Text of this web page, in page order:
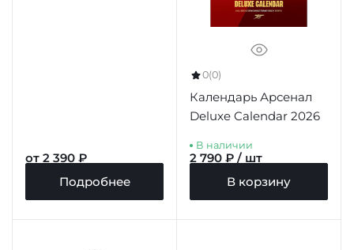
от 2 390 ₽
Подробнее
0(0)
Календарь Арсенал
Deluxe Calendar 2026
В наличии
2 790 ₽ / шт
В корзину